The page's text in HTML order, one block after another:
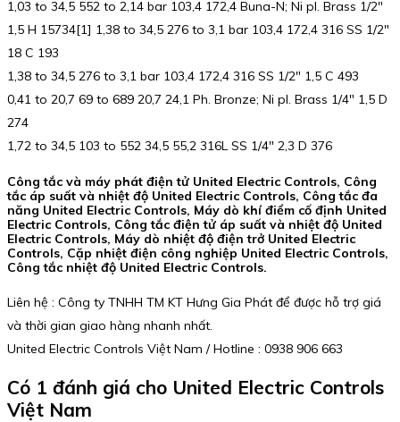
1,03 to 34,5 552 to 2,14 bar 103,4 172,4 Buna-N; Ni pl. Brass 1/2″
1,5 H 15734[1] 1,38 to 34,5 276 to 3,1 bar 103,4 172,4 316 SS 1/2″
18 C 193
1,38 to 34,5 276 to 3,1 bar 103,4 172,4 316 SS 1/2″ 1,5 C 493
0,41 to 20,7 69 to 689 20,7 24,1 Ph. Bronze; Ni pl. Brass 1/4″ 1,5 D
274
1,72 to 34,5 103 to 552 34,5 55,2 316L SS 1/4″ 2,3 D 376
Công tắc và máy phát điện tử United Electric Controls, Công
tắc áp suất và nhiệt độ United Electric Controls, Công tắc đa
năng United Electric Controls, Máy dò khí điểm cố định United
Electric Controls, Công tắc điện tử áp suất và nhiệt độ United
Electric Controls, Máy dò nhiệt độ điện trở United Electric
Controls, Cặp nhiệt điện công nghiệp United Electric Controls,
Công tắc nhiệt độ United Electric Controls.
Liên hệ : Công ty TNHH TM KT Hưng Gia Phát để được hỗ trợ giá
và thời gian giao hàng nhanh nhất.
United Electric Controls Việt Nam / Hotline : 0938 906 663
Có 1 đánh giá cho United Electric Controls
Việt Nam